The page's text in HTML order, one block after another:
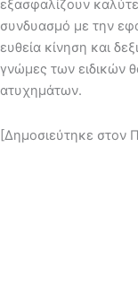
εξασφαλίζουν
συνδυασμό με την
ευθεία κίνηση και
γνώμες των ειδικών
ατυχημάτων.
[Δημοσιεύτηκε